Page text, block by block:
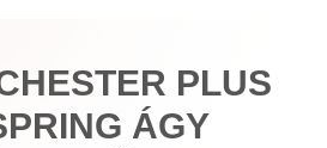
PLUS
ÁGY